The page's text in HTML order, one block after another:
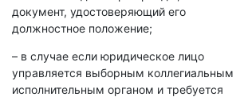
документ, удостоверяющий его
должностное положение;
– в случае если юридическое лицо
управляется выборным коллегиальным
исполнительным органом и требуется